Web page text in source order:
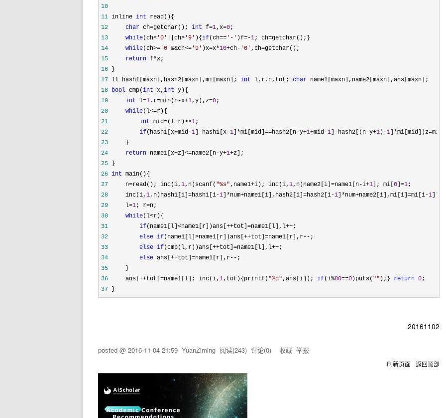
10
11 inline int
12
char ch=getchar(); int f=1,x=0
13
while(ch< '0 ' ||ch> '9 ' ){ if(ch== ' - ' )f=-1; ch=
14
while(ch>= '0 '&&ch<= '9 ' )x=x*10+ch- '0 ' ,ch=
15
return f*
16
17 ll hash1[maxn],hash2[maxn],mi[maxn]; int l,r,n,tot; char
18 bool cmp(int x, int
19
int l=1,r=min(n-x+1,y),z=0
20
while(l<=
21
int mid=(l+r)>>1
22
if(hash1[x+mid-1 ]-hash1[x-1 ]*mi[mid]==hash2[n-y+1+mid-1 ]-hash2[(n-y+1 )-1
23
24
return name1[x+z]<=name2[n-y+1+
25
26 int
27
     n=read(); inc(i,
1,n)scanf( "%s",name1+i); inc(i, 1,n)name2[i]=name1[n-i+1 ]; mi[ 0 ]=1
28
     inc(i,
1,n)hash1[i]=hash1[i-1 ]*num+name1[i],hash2[i]=hash2[i-1 ]*num+name2[i],mi[i]=mi[i-1 ]*
29
     l=
1; r=
30
while(l<
31
if(name1[l]<name1[r])ans[++tot]=name1[l],l++
32
else if(name1[l]>name1[r])ans[++tot]=name1[r],r--
33
else if(cmp(l,r))ans[++tot]=name1[l],l++
34
else ans[++tot]=name1[r],r--
35
36
     ans[++tot]=name1[l]; inc(i,
1,tot){printf( "%c",ans[i]); if(i%80==0 )puts( "" );} return 0
37 }
20161102
posted @ 2016-11-04 21:59 YuanZiming 阅读(243) 评论(0) 收藏 举报
刷新页面 返回顶部